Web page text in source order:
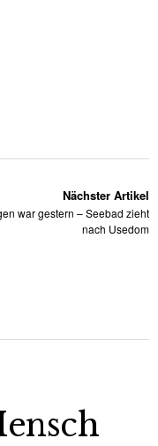
Nächster Artikel
war gestern – Seebad zieht
nach Usedom